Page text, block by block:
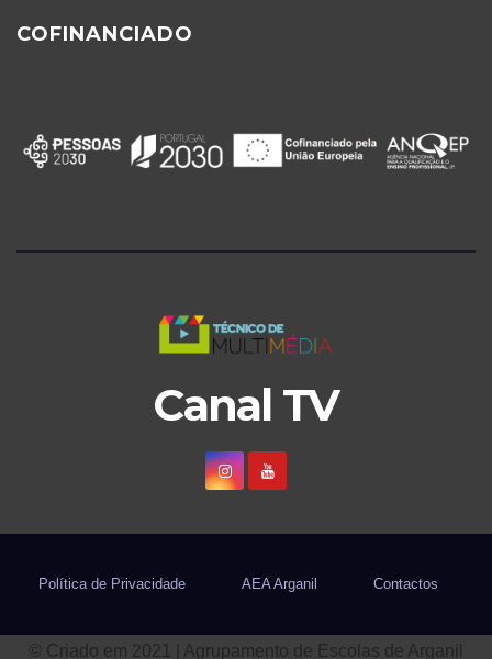
COFINANCIADO
Canal TV
Política de Privacidade AEA Arganil Contactos
© Criado em 2021 | Agrupamento de Escolas de Arganil